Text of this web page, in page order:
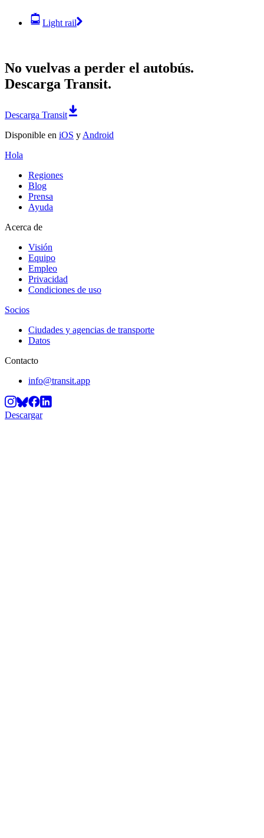
Light rail
No vuelvas a perder el autobús.
Descarga Transit.
Descarga Transit
Disponible en iOS y Android
Hola
Regiones
Blog
Prensa
Ayuda
Acerca de
Visión
Equipo
Empleo
Privacidad
Condiciones de uso
Socios
Ciudades y agencias de transporte
Datos
Contacto
info@transit.app
Descargar